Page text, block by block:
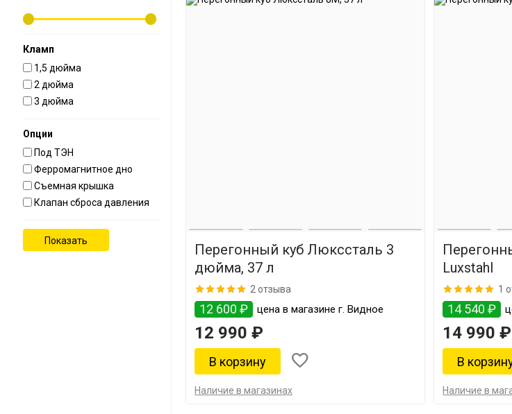
Кламп
1,5 дюйма
2 дюйма
3 дюйма
Опции
Под ТЭН
Ферромагнитное дно
Съемная крышка
Клапан сброса давления
Перегонный куб Люкссталь 3
дюйма, 37 л
2 отзыва
12 600 ₽ цена в магазине г. Видное
12 990 ₽
Наличие в магазинах
Luxstahl
1
14 540 ₽
14 990 ₽
Наличие в